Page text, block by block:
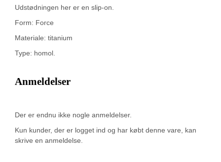
Udstødningen her er en slip-on.
Form: Force
Materiale: titanium
Type: homol.
Anmeldelser
Der er endnu ikke nogle anmeldelser.
Kun kunder, der er logget ind og har købt denne vare, kan
skrive en anmeldelse.